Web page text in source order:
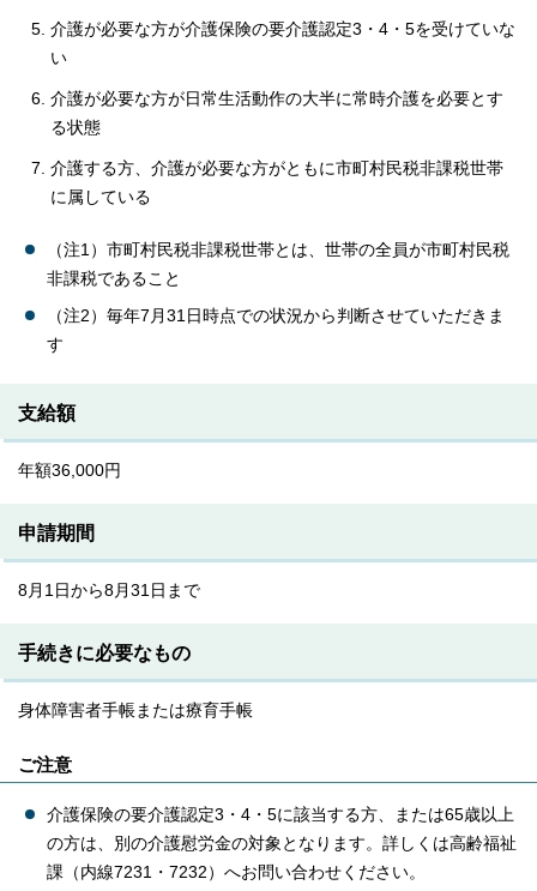
介護が必要な方が介護保険の要介護認定3・4・5を受けていな
い
介護が必要な方が日常生活動作の大半に常時介護を必要とす
る状態
介護する方、介護が必要な方がともに市町村民税非課税世帯
に属している
（注1）市町村民税非課税世帯とは、世帯の全員が市町村民税
非課税であること
（注2）毎年7月31日時点での状況から判断させていただきま
す
支給額
年額36,000円
申請期間
8月1日から8月31日まで
手続きに必要なもの
身体障害者手帳または療育手帳
ご注意
介護保険の要介護認定3・4・5に該当する方、または65歳以上
の方は、別の介護慰労金の対象となります。詳しくは高齢福祉
課（内線7231・7232）へお問い合わせください。